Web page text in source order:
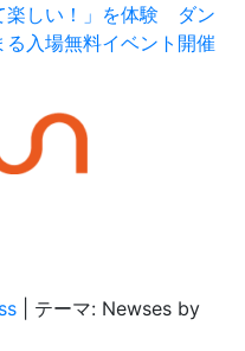
楽しい！」を体験 ダン
入場無料イベント開催
テーマ: Newses by